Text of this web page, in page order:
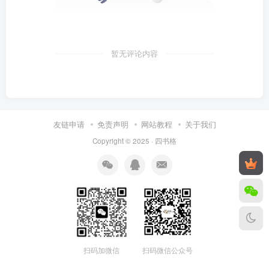
暂无评论内容
友链申请 免责声明 网站教程 关于我们
Copyright © 2025 · 四书格
扫码加微信 扫码微信公众号